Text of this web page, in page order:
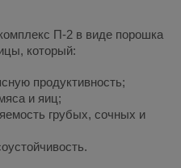
П-2 в виде порошка
который:
продуктивность;
и яиц;
грубых, сочных и